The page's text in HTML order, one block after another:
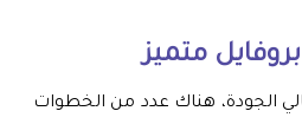
متميز
الجودة، هناك عدد من الخطوات